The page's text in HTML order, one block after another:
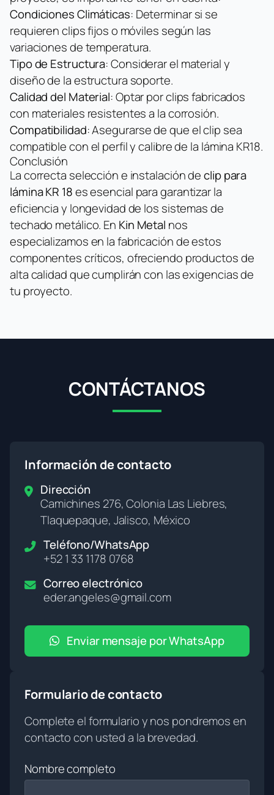
Condiciones Climáticas: Determinar si se
requieren clips fijos o móviles según las
variaciones de temperatura.
Tipo de Estructura: Considerar el material y
diseño de la estructura soporte.
Calidad del Material: Optar por clips fabricados
con materiales resistentes a la corrosión.
Compatibilidad: Asegurarse de que el clip sea
compatible con el perfil y calibre de la lámina KR18.
Conclusión
La correcta selección e instalación declip para
lámina KR 18es esencial para garantizar la
eficiencia y longevidad de los sistemas de
techado metálico. En Kin Metal nos
especializamos en la fabricación de estos
componentes críticos, ofreciendo productos de
alta calidad que cumplirán con las exigencias de
tu proyecto.
CONTÁCTANOS
Información de contacto
Dirección
Camichines 276, Colonia Las Liebres,
Tlaquepaque, Jalisco, México
Teléfono/WhatsApp
+52 1 33 1178 0768
Correo electrónico
eder.angeles@gmail.com
Enviar mensaje por WhatsApp
Formulario de contacto
Complete el formulario y nos pondremos en
contacto con usted a la brevedad.
Nombre completo